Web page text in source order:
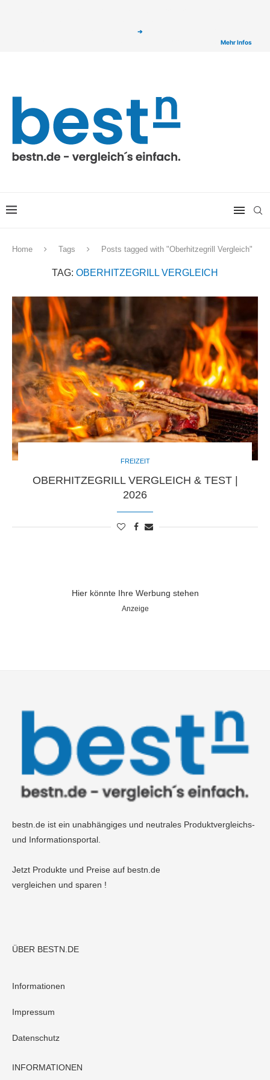
➔
Mehr Infos
Home Tags Posts tagged with "Oberhitzegrill Vergleich"
TAG: OBERHITZEGRILL VERGLEICH
FREIZEIT
OBERHITZEGRILL VERGLEICH & TEST |
2026
Hier könnte Ihre Werbung stehen
Anzeige
bestn.de ist ein unabhängiges und neutrales Produktvergleichs-
und Informationsportal.
Jetzt Produkte und Preise auf bestn.de
vergleichen und sparen !
ÜBER BESTN.DE
Informationen
Impressum
Datenschutz
INFORMATIONEN